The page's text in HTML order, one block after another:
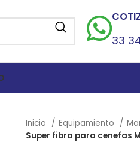
33
Inicio Equipamiento
Super fibra para cenefas